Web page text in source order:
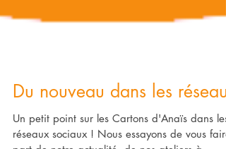
Du nouveau dans les réseaux